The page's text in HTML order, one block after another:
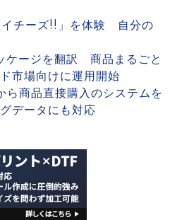
イチーズ!!」を体験 自分の
ージを翻訳 商品まるごと
市場向けに運用開始
商品直接購入のシステムを
データにも対応